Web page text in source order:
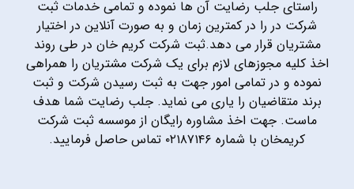
راستای جلب رضایت آن ها نموده و تمامی خدمات ثبت
شرکت در را در کمترین زمان و به صورت آنلاین در اختیار
مشتریان قرار می دهد.ثبت شرکت کریم خان در طی روند
اخذ کلیه مجوزهای لازم برای یک شرکت مشتریان را همراهی
نموده و در تمامی امور جهت به ثبت رسیدن شرکت و ثبت
برند متقاضیان را یاری می نماید. جلب رضایت شما هدف
ماست. جهت اخذ مشاوره رایگان از موسسه ثبت شرکت
کریمخان با شماره ۰۲۱۸۷۱۴۶ تماس حاصل فرمایید.